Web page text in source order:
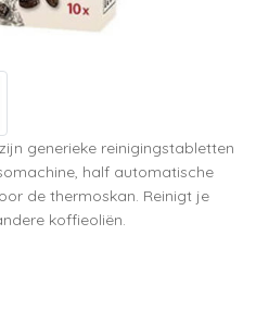
generieke reinigingstabletten
half automatische
de thermoskan. Reinigt je
koffieoliën.